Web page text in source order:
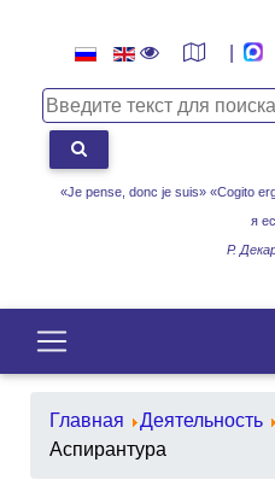
«Je pense, donc je suis» «Cogito
я
Р.
Главная Деятельность
Аспирантура